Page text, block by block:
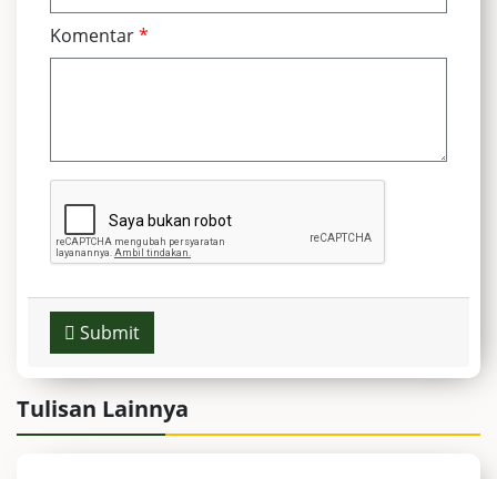
Komentar*
Submit
Tulisan Lainnya